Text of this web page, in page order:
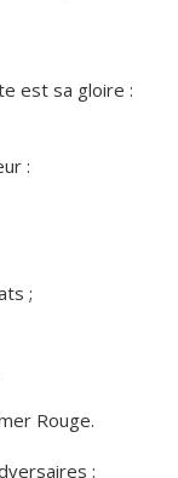
est sa gloire :
:
;
Rouge.
: